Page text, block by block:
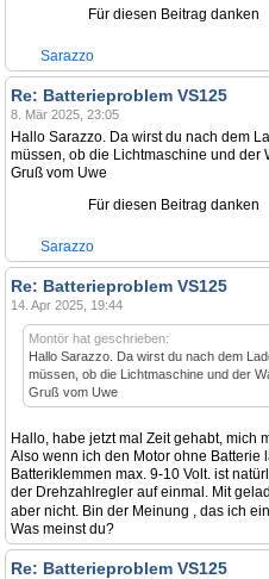
Für diesen Beitrag danken
Sarazzo
Re: Batterieproblem VS125
8. Mär 2025, 23:05
Hallo Sarazzo. Da wirst du nach dem
müssen, ob die Lichtmaschine und der
Gruß vom Uwe
Für diesen Beitrag danken
Sarazzo
Re: Batterieproblem VS125
14. Apr 2025, 19:44
Montör hat geschrieben:
Hallo Sarazzo. Da wirst du nach dem
müssen, ob die Lichtmaschine und der
Gruß vom Uwe
Hallo, habe jetzt mal Zeit gehabt, mich
Also wenn ich den Motor ohne Batterie
Batteriklemmen max. 9-10 Volt. ist
der Drehzahlregler auf einmal. Mit
aber nicht. Bin der Meinung , das ich
Was meinst du?
Re: Batterieproblem VS125